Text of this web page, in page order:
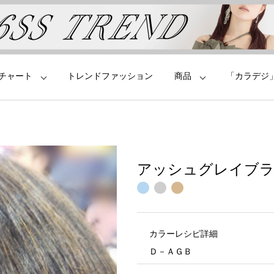
ャート トレンドファッション 商品 「カラデ
アッシュグレイブ
カラーレシピ詳細
Ｄ－ＡＧＢ